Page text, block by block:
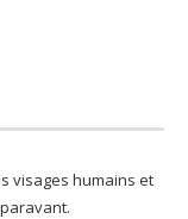
visages humains et